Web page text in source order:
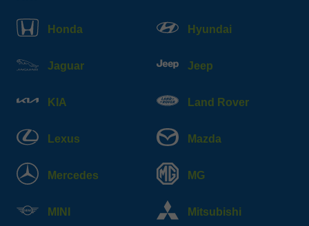
Honda Hyundai
Jaguar Jeep
KIA Land Rover
Lexus Mazda
Mercedes MG
MINI Mitsubishi